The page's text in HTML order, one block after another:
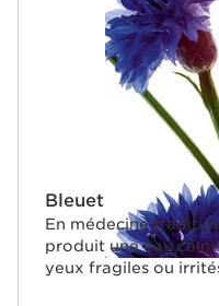
Bleuet
En médecine
produit une eau
yeux fragiles ou